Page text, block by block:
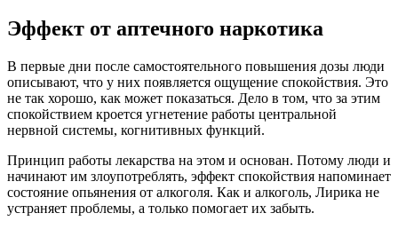
Эффект от аптечного наркотика
В первые дни после самостоятельного повышения дозы люди
описывают, что у них появляется ощущение спокойствия. Это
не так хорошо, как может показаться. Дело в том, что за этим
спокойствием кроется угнетение работы центральной
нервной системы, когнитивных функций.
Принцип работы лекарства на этом и основан. Потому люди и
начинают им злоупотреблять, эффект спокойствия напоминает
состояние опьянения от алкоголя. Как и алкоголь, Лирика не
устраняет проблемы, а только помогает их забыть.